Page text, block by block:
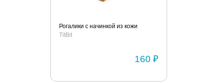
Рогалики с начинкой из кожи
TitBit
160 ₽